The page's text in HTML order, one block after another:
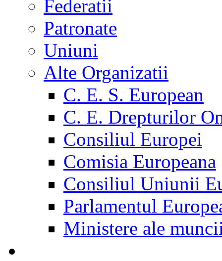
Federatii
Patronate
Uniuni
Alte Organizatii
C. E. S. European
C. E. Drepturilor
Consiliul Europei
Comisia Europeana
Consiliul Uniunii
Parlamentul
Ministere ale